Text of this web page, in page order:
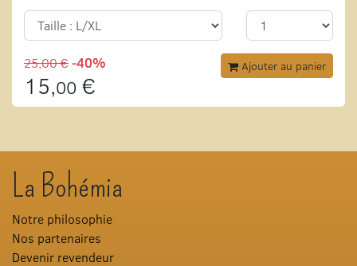
25,00 €-40%
15,00 €
Ajouter au panier
La Bohémia
Notre philosophie
Nos partenaires
Devenir revendeur